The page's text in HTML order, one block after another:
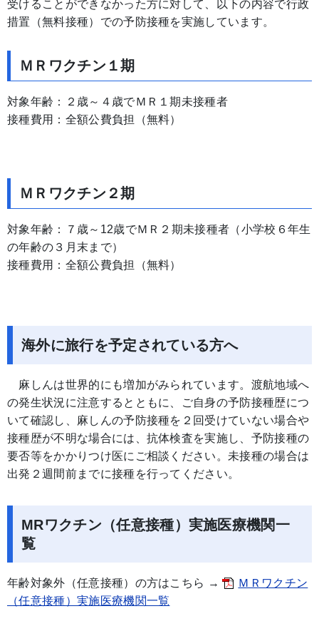
受けることができなかった方に対して、以下の内容で行政
措置（無料接種）での予防接種を実施しています。
ＭＲワクチン１期
対象年齢：２歳～４歳でＭＲ１期未接種者
接種費用：全額公費負担（無料）
ＭＲワクチン２期
対象年齢：７歳～12歳でＭＲ２期未接種者（小学校６年生
の年齢の３月末まで）
接種費用：全額公費負担（無料）
海外に旅行を予定されている方へ
麻しんは世界的にも増加がみられています。渡航地域へ
の発生状況に注意するとともに、ご自身の予防接種歴につ
いて確認し、麻しんの予防接種を２回受けていない場合や
接種歴が不明な場合には、抗体検査を実施し、予防接種の
要否等をかかりつけ医にご相談ください。未接種の場合は
出発２週間前までに接種を行ってください。
MRワクチン（任意接種）実施医療機関一
覧
年齢対象外（任意接種）の方はこちら →
ＭＲワクチン
（任意接種）実施医療機関一覧